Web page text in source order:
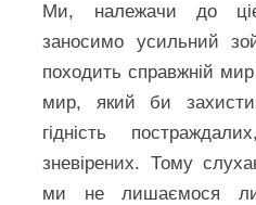
Ми, належачи до
заносимо усильний
походить справжній
мир, який би
гідність
зневірених. Тому
ми не лишаємося